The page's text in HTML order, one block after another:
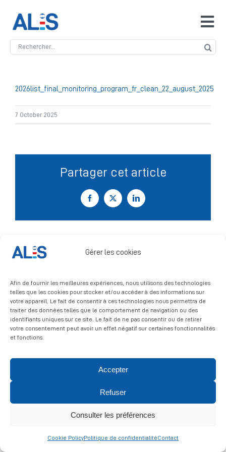
Gérer les cookies
Afin de fournir les meilleures expériences, nous utilisons des technologies
telles que les cookies pour stocker et/ou accéder à des informations sur
votre appareil. Le fait de consentir à ces technologies nous permettra de
traiter des données telles que le comportement de navigation ou des
identifiants uniques sur ce site. Le fait de ne pas consentir ou de retirer
votre consentement peut avoir un effet négatif sur certaines fonctionnalités
et fonctions.
Accepter
Refuser
Consulter les préférences
Cookie PolicyPolitique de confidentialitéContact
content
Search
Accueil
ALIS
Antidopage
Signalement
2026list_final_monitoring_program_fr_clean_22_august_2025
7 October 2025
Partager cet article
Facebook
X LinkedIn
© 2026 ALIS | All rights reserved
légales